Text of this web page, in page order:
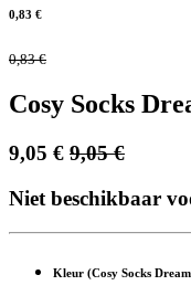
0,83 €
0,83€
Cosy Socks
9,05 € 9,05€
Niet beschikbaar
Kleur (Cosy Socks